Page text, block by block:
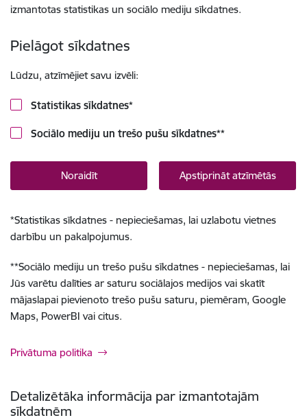
izmantotas statistikas un sociālo mediju sīkdatnes.
Pielāgot sīkdatnes
Lūdzu, atzīmējiet savu izvēli:
Statistikas sīkdatnes*
Sociālo mediju un trešo pušu sīkdatnes**
Noraidīt Apstiprināt atzīmētās
*Statistikas sīkdatnes - nepieciešamas, lai uzlabotu vietnes
darbību un pakalpojumus.
**Sociālo mediju un trešo pušu sīkdatnes - nepieciešamas, lai
Jūs varētu dalīties ar saturu sociālajos medijos vai skatīt
mājaslapai pievienoto trešo pušu saturu, piemēram, Google
Maps, PowerBI vai citus.
Privātuma politika
Detalizētāka informācija par izmantotajām
sīkdatnēm